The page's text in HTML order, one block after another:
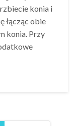
konia i
łącząc obie
konia. Przy